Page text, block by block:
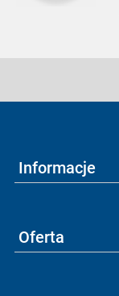
Informacje
Oferta